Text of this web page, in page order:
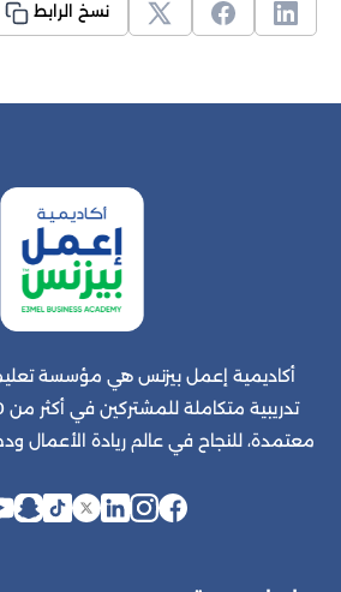
نسخ الرابط
أكاديمية إعمل بيزنس هي مؤسسة
معتمدة، للنجاح في عالم ريادة الأعمال